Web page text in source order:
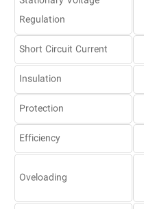
Regulation
Short Circuit Current
Insulation
Protection
Efficiency
Oveloading